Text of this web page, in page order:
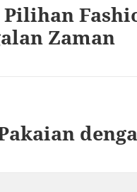
Pilihan
Zaman